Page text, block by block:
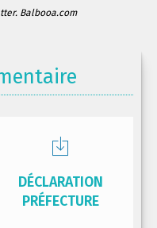
Balbooa.com
DÉCLARATION
PRÉFECTURE